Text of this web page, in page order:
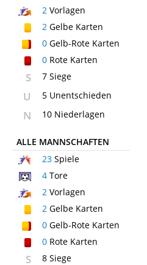
2 Vorlagen
2 Gelbe Karten
0 Gelb-Rote Karten
0 Rote Karten
S 7 Siege
U 5 Unentschieden
N 10 Niederlagen
ALLE MANNSCHAFTEN
23 Spiele
4 Tore
2 Vorlagen
2 Gelbe Karten
0 Gelb-Rote Karten
0 Rote Karten
S 8 Siege